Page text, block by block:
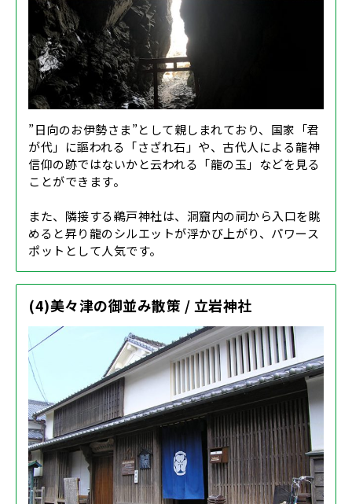
”日向のお伊勢さま”として親しまれており、国家「君
が代」に謳われる「さざれ石」や、古代人による龍神
信仰の跡ではないかと云われる「龍の玉」などを見る
ことができます。
また、隣接する鵜戸神社は、洞窟内の祠から入口を眺
めると昇り龍のシルエットが浮かび上がり、パワース
ポットとして人気です。
(4)美々津の御並み散策 / 立岩神社